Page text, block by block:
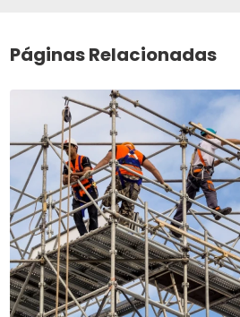
Páginas Relacionadas